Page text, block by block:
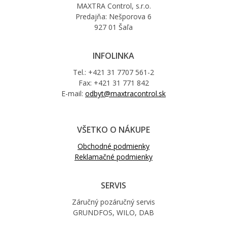
MAXTRA Control, s.r.o.
Predajňa: Nešporova 6
927 01 Šaľa
INFOLINKA
Tel.: +421 31 7707 561-2
Fax: +421 31 771 842
E-mail: odbyt@maxtracontrol.sk
VŠETKO O NÁKUPE
Obchodné podmienky
Reklamačné podmienky
SERVIS
Záručný pozáručný servis
GRUNDFOS, WILO, DAB